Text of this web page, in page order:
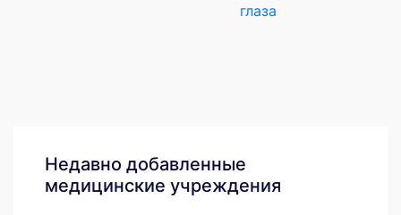
глаза
Недавно добавленные
медицинские учреждения